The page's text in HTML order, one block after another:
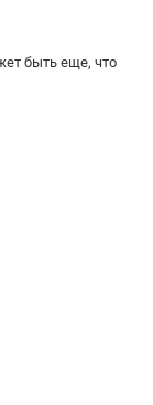
быть еще, что